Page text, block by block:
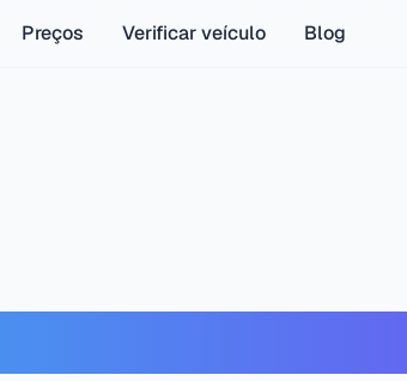
Preços
Verificar veículo Blog